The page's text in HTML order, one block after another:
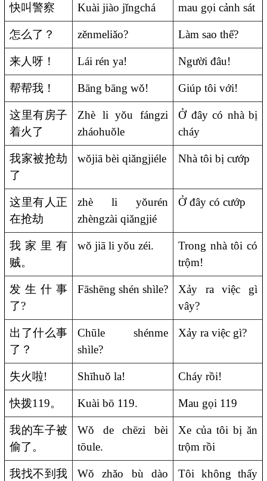
快叫警察 Kuài jiào jǐngchá mau gọi cảnh sát
怎么了？ zěnmeliǎo? Làm sao thế?
来人呀！ Lái rén ya! Người đâu!
帮帮我！ Bāng bāng wǒ! Giúp tôi với!
这里有房子
着火了
Zhè li yǒu fángzi
zháohuǒle
Ở đây có nhà bị
cháy
我家被抢劫
了
wǒjiā bèi qiǎngjiéle Nhà tôi bị cướp
这里有人正
在抢劫
zhè li yǒurén
zhèngzài qiǎngjié
Ở đây có cướp
我家里有
贼。
wǒ jiā li yǒu zéi.
Trong nhà tôi có
trộm!
发生什事
了?
Fāshēng shén shìle?
Xảy ra việc gì
vây?
出了什么事
了？
Chūle shénme
shìle?
Xảy ra việc gì?
失火啦! Shīhuǒ la! Cháy rồi!
快拨119。 Kuài bō 119. Mau gọi 119
我的车子被
偷了。
Wǒ de chēzi bèi
tōule.
Xe của tôi bị ăn
trộm rồi
我找不到我
Wǒ zhǎo bù dào
Tôi không thấy